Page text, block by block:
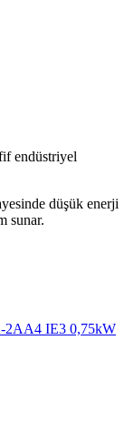
endüstriyel
düşük enerji
sunar.
2AA4 IE3 0,75kW